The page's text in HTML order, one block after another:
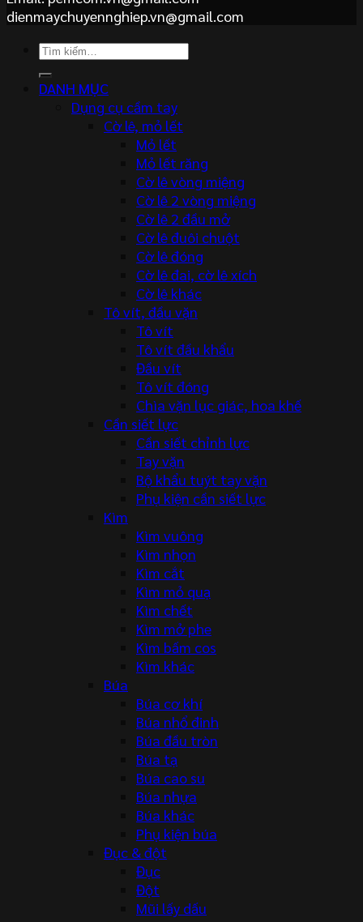
dienmaychuyennghiep.vn@gmail.com
Tìm
DANH MỤC
Dụng cụ cầm tay
Cờ lê, mỏ lết
Mỏ lết
Mỏ lết răng
Cờ lê vòng miệng
Cờ lê 2 vòng miệng
Cờ lê 2 đầu mở
Cờ lê đuôi chuột
Cờ lê đóng
Cờ lê đai, cờ lê xích
Cờ lê khác
Tô vít, đầu vặn
Tô vít
Tô vít đầu khẩu
Đầu vít
Tô vít đóng
Chìa vặn lục giác, hoa khế
Cần siết lực
Cần siết chỉnh lực
Tay vặn
Bộ khẩu tuýt tay vặn
Phụ kiện cần siết lực
Kìm
Kìm vuông
Kìm nhọn
Kìm cắt
Kìm mỏ quạ
Kìm chết
Kìm mở phe
Kìm bấm cos
Kìm khác
Búa
Búa cơ khí
Búa nhổ đinh
Búa đầu tròn
Búa tạ
Búa cao su
Búa nhựa
Búa khác
Phụ kiện búa
Đục & đột
Đục
Đột
Mũi lấy dấu